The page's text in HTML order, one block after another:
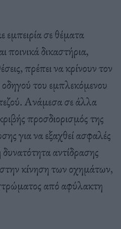
εμπειρία σε θέματα
ποινικά δικαστήρια,
πρέπει να κρίνουν τον
του εμπλεκόμενου
Ανάμεσα σε άλλα
προσδιορισμός της
για να εξαχθεί ασφαλές
αντίδρασης
κίνηση των οχημάτων,
από αφύλακτη